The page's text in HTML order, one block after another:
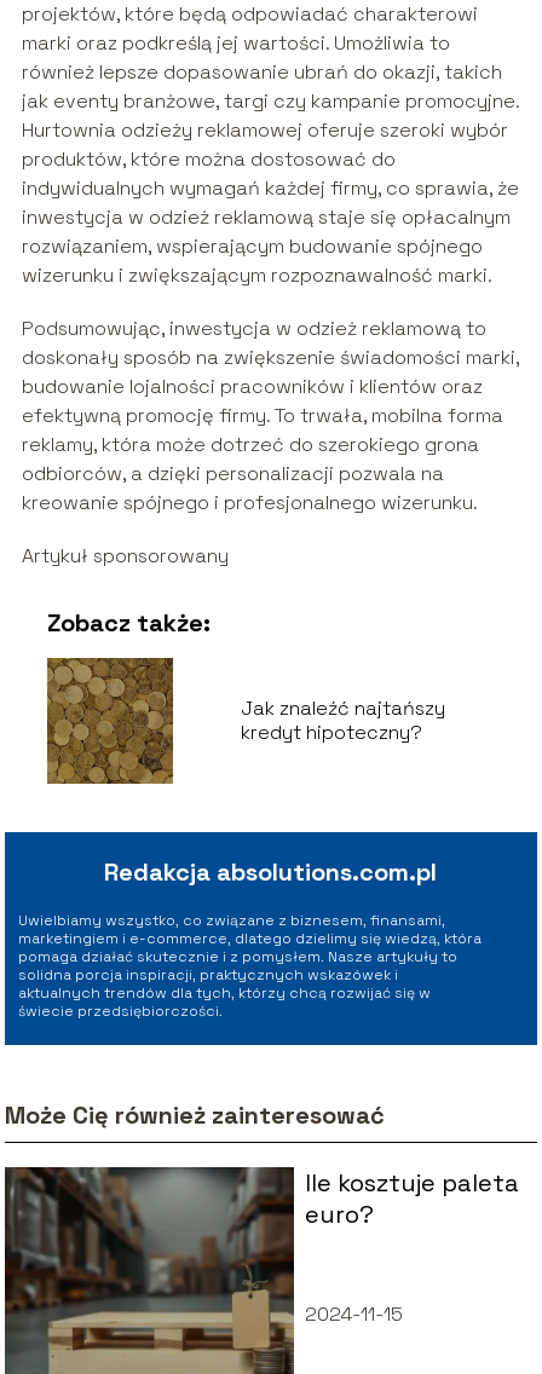
projektów, które będą odpowiadać charakterowi
marki oraz podkreślą jej wartości. Umożliwia to
również lepsze dopasowanie ubrań do okazji, takich
jak eventy branżowe, targi czy kampanie promocyjne.
Hurtownia odzieży reklamowej oferuje szeroki wybór
produktów, które można dostosować do
indywidualnych wymagań każdej firmy, co sprawia, że
inwestycja w odzież reklamową staje się opłacalnym
rozwiązaniem, wspierającym budowanie spójnego
wizerunku i zwiększającym rozpoznawalność marki.
Podsumowując, inwestycja w odzież reklamową to
doskonały sposób na zwiększenie świadomości marki,
budowanie lojalności pracowników i klientów oraz
efektywną promocję firmy. To trwała, mobilna forma
reklamy, która może dotrzeć do szerokiego grona
odbiorców, a dzięki personalizacji pozwala na
kreowanie spójnego i profesjonalnego wizerunku.
Artykuł sponsorowany
Zobacz także:
Jak znaleźć najtańszy
kredyt hipoteczny?
Redakcja absolutions.com.pl
Uwielbiamy wszystko, co związane z biznesem, finansami,
marketingiem i e-commerce, dlatego dzielimy się wiedzą, która
pomaga działać skutecznie i z pomysłem. Nasze artykuły to
solidna porcja inspiracji, praktycznych wskazówek i
aktualnych trendów dla tych, którzy chcą rozwijać się w
świecie przedsiębiorczości.
Może Cię również zainteresować
Ile kosztuje paleta
euro?
2024-11-15